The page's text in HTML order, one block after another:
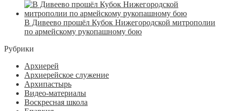
В Дивеево прошёл Кубок Нижегородской митрополии
по армейскому рукопашному бою
Рубрики
Архиерей
Архиерейское служение
Архипастырь
Видео-материалы
Воскресная школа